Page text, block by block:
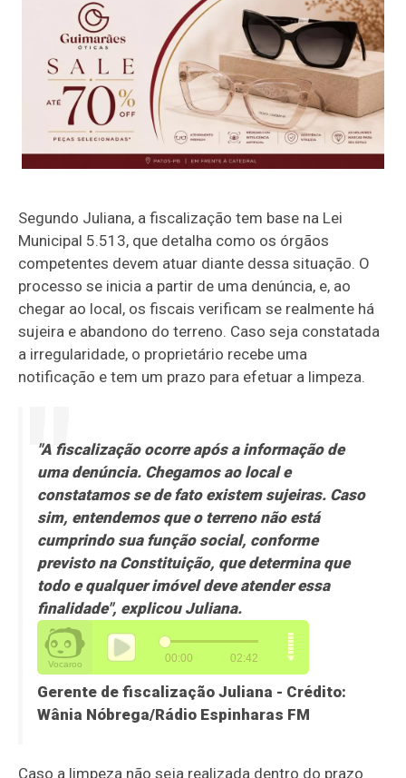
Segundo Juliana, a fiscalização tem base na Lei
Municipal 5.513, que detalha como os órgãos
competentes devem atuar diante dessa situação. O
processo se inicia a partir de uma denúncia, e, ao
chegar ao local, os fiscais verificam se realmente há
sujeira e abandono do terreno. Caso seja constatada
a irregularidade, o proprietário recebe uma
notificação e tem um prazo para efetuar a limpeza.
"A fiscalização ocorre após a informação de
uma denúncia. Chegamos ao local e
constatamos se de fato existem sujeiras. Caso
sim, entendemos que o terreno não está
cumprindo sua função social, conforme
previsto na Constituição, que determina que
todo e qualquer imóvel deve atender essa
finalidade", explicou Juliana.
Gerente de fiscalização Juliana - Crédito:
Wânia Nóbrega/Rádio Espinharas FM
Caso a limpeza não seja realizada dentro do prazo